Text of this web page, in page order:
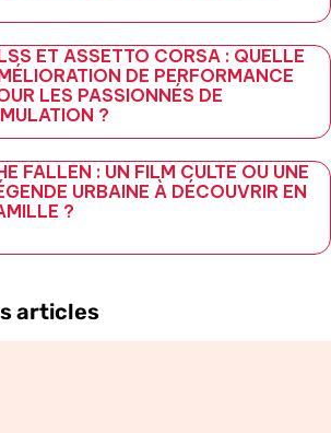
ET ASSETTO CORSA : QUELLE
DE PERFORMANCE
LES PASSIONNÉS DE
?
FALLEN : UN FILM CULTE OU UNE
URBAINE À DÉCOUVRIR EN
?
articles